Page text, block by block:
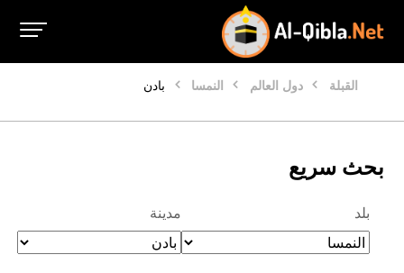
القبلة دول العالم النمسا بادن
بحث سريع
بلد مدينة